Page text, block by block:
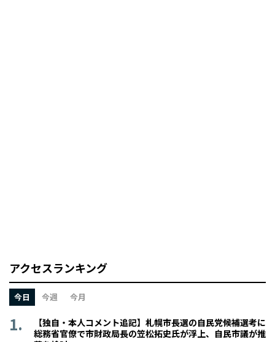
アクセスランキング
今日 今週 今月
【独自・本人コメント追記】札幌市長選の自民党候補選考に
総務省官僚で市財政局長の笠松拓史氏が浮上、自民市議が推